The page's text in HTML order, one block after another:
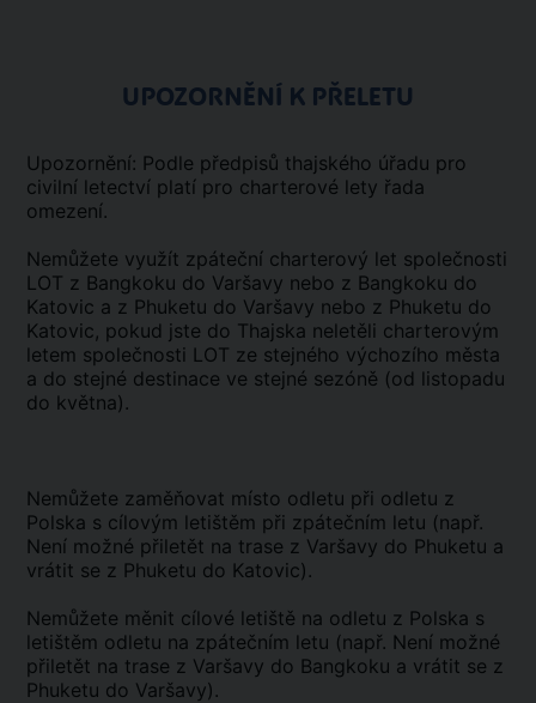
UPOZORNĚNÍ K PŘELETU
Upozornění: Podle předpisů thajského úřadu pro
civilní letectví platí pro charterové lety řada
omezení.
Nemůžete využít zpáteční charterový let společnosti
LOT z Bangkoku do Varšavy nebo z Bangkoku do
Katovic a z Phuketu do Varšavy nebo z Phuketu do
Katovic, pokud jste do Thajska neletěli charterovým
letem společnosti LOT ze stejného výchozího města
a do stejné destinace ve stejné sezóně (od listopadu
do května).
Nemůžete zaměňovat místo odletu při odletu z
Polska s cílovým letištěm při zpátečním letu (např.
Není možné přiletět na trase z Varšavy do Phuketu a
vrátit se z Phuketu do Katovic).
Nemůžete měnit cílové letiště na odletu z Polska s
letištěm odletu na zpátečním letu (např. Není možné
přiletět na trase z Varšavy do Bangkoku a vrátit se z
Phuketu do Varšavy).